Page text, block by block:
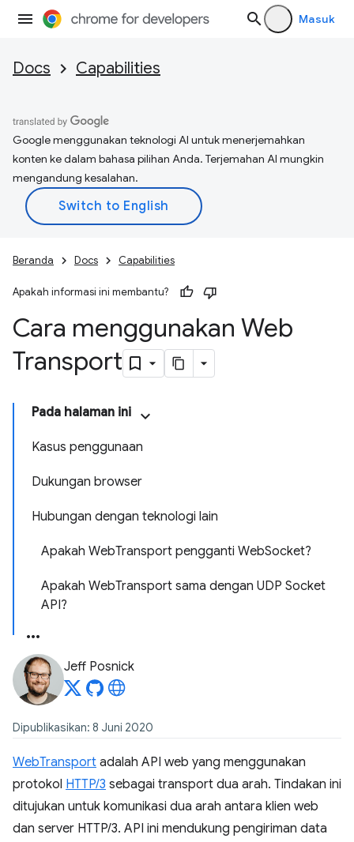
Masuk
Docs Capabilities
Google menggunakan teknologi AI untuk menerjemahkan
konten ke dalam bahasa pilihan Anda. Terjemahan AI mungkin
mengandung kesalahan.
Beranda Docs Capabilities
Apakah informasi ini membantu?
Cara menggunakan Web
Transport
Pada halaman ini
Kasus penggunaan
Dukungan browser
Hubungan dengan teknologi lain
Apakah WebTransport pengganti WebSocket?
Apakah WebTransport sama dengan UDP Socket
API?
Jeff Posnick
Dipublikasikan: 8 Juni 2020
WebTransport adalah API web yang menggunakan
protokol HTTP/3 sebagai transport dua arah. Tindakan ini
ditujukan untuk komunikasi dua arah antara klien web
dan server HTTP/3. API ini mendukung pengiriman data